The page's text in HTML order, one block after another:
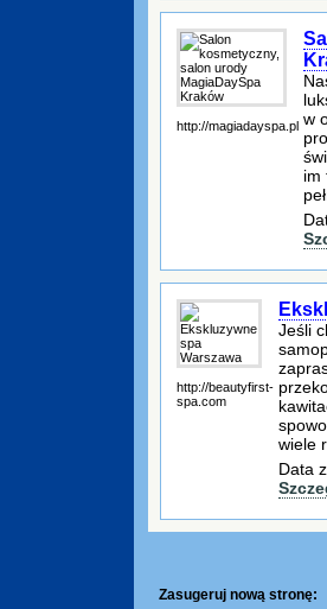
http://magiadayspa.pl w
im
http://beautyfirst-
spa.com
Jeśli
wiele
Data
Zasugeruj nową stronę: